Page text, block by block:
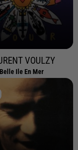
VOULZY
Belle Ile En Mer